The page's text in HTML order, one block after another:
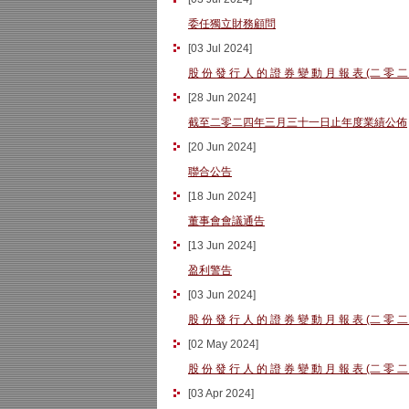
委任獨立財務顧問
[03 Jul 2024]
股 份 發 行 人 的 證 券 變 動 月 報 表 (二 零
[28 Jun 2024]
截至二零二四年三月三十一日止年度業績公佈
[20 Jun 2024]
聯合公告
[18 Jun 2024]
董事會會議通告
[13 Jun 2024]
盈利警告
[03 Jun 2024]
股 份 發 行 人 的 證 券 變 動 月 報 表 (二 零
[02 May 2024]
股 份 發 行 人 的 證 券 變 動 月 報 表 (二 零
[03 Apr 2024]